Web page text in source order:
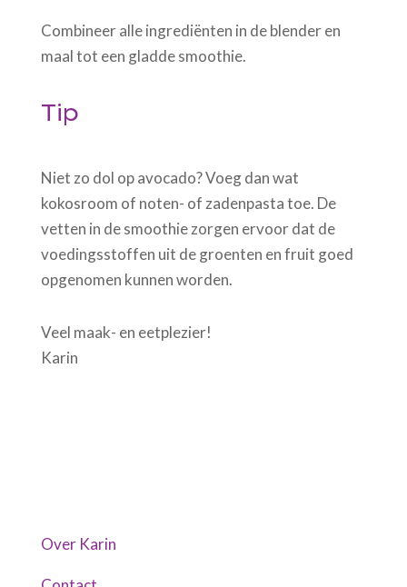
Combineer alle ingrediënten in de blender en
maal tot een gladde smoothie.
Tip
Niet zo dol op avocado? Voeg dan wat
kokosroom of noten- of zadenpasta toe. De
vetten in de smoothie zorgen ervoor dat de
voedingsstoffen uit de groenten en fruit goed
opgenomen kunnen worden.
Veel maak- en eetplezier!
Karin
Over Karin